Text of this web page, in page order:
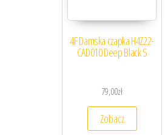
4F Damska czapka H4Z22-
CAD010 Deep Black S
79,00zł
Zobacz